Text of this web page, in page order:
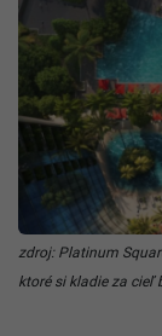
zdroj: Platinum
ktoré si kladie za cieľ